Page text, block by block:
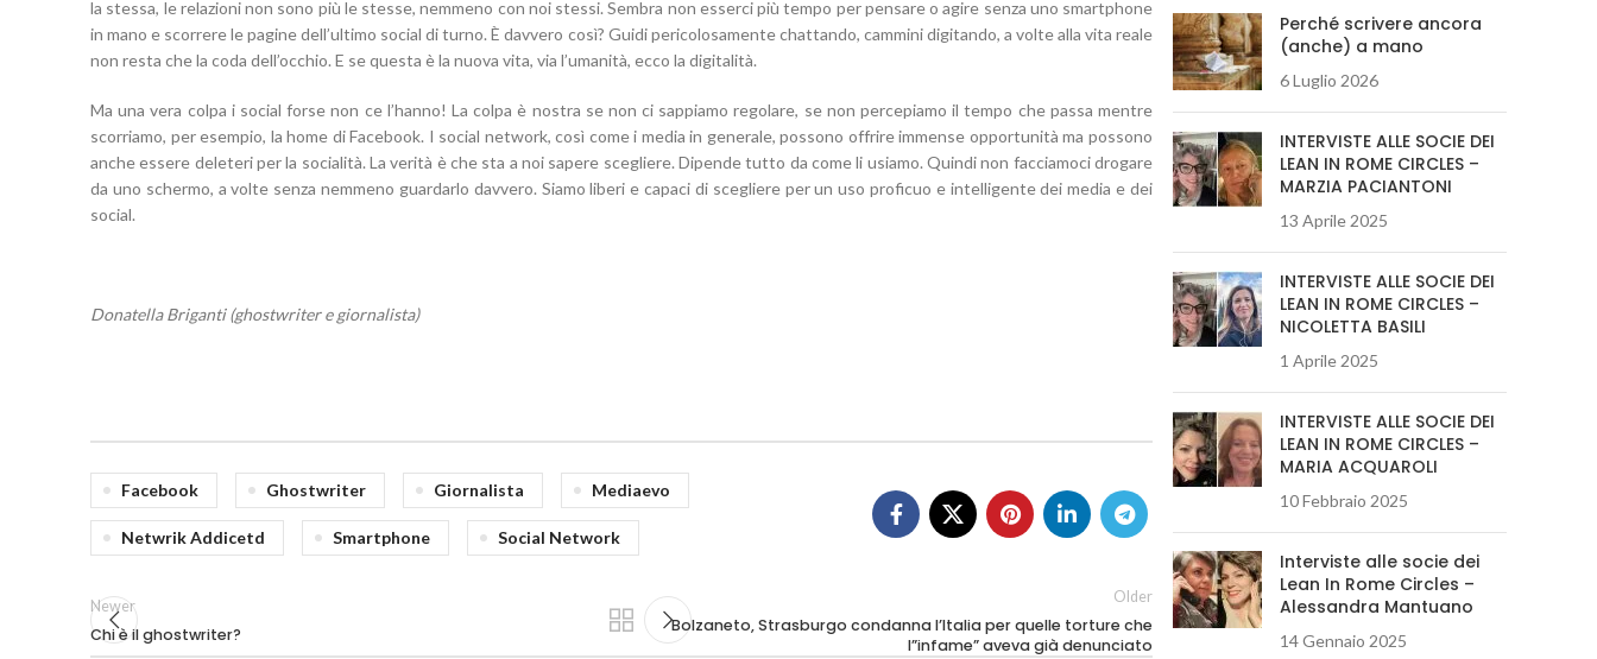
la stessa, le relazioni non sono più le stesse, nemmeno con noi stessi. Sembra non esserci più tempo per pensare o agire senza uno smartphone
in mano e scorrere le pagine dell’ultimo social di turno. È davvero così? Guidi pericolosamente chattando, cammini digitando, a volte alla vita reale
non resta che la coda dell’occhio. E se questa è la nuova vita, via l’umanità, ecco la digitalità.
Ma una vera colpa i social forse non ce l’hanno! La colpa è nostra se non ci sappiamo regolare, se non percepiamo il tempo che passa mentre
scorriamo, per esempio, la home di Facebook. I social network, così come i media in generale, possono offrire immense opportunità ma possono
anche essere deleteri per la socialità. La verità è che sta a noi sapere scegliere. Dipende tutto da come li usiamo. Quindi non facciamoci drogare
da uno schermo, a volte senza nemmeno guardarlo davvero. Siamo liberi e capaci di scegliere per un uso proficuo e intelligente dei media e dei
social.
Donatella Briganti (ghostwriter e giornalista)
Facebook Ghostwriter Giornalista Mediaevo
Netwrik Addicetd Smartphone Social Network
Newer
Chi è il ghostwriter?
Older
Bolzaneto, Strasburgo condanna l’Italia per quelle torture che
l”infame” aveva già denunciato
Perché scrivere ancora
(anche) a mano
6 Luglio 2026
INTERVISTE ALLE SOCIE DEI
LEAN IN ROME CIRCLES –
MARZIA PACIANTONI
13 Aprile 2025
INTERVISTE ALLE SOCIE DEI
LEAN IN ROME CIRCLES –
NICOLETTA BASILI
1 Aprile 2025
INTERVISTE ALLE SOCIE DEI
LEAN IN ROME CIRCLES –
MARIA ACQUAROLI
10 Febbraio 2025
Interviste alle socie dei
Lean In Rome Circles –
Alessandra Mantuano
14 Gennaio 2025